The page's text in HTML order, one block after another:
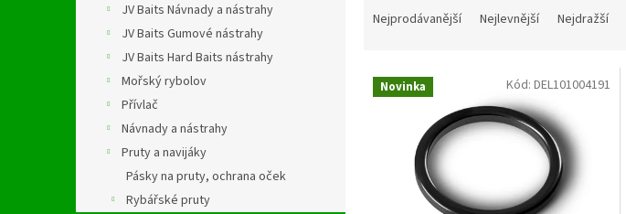
JV Baits Návnady a nástrahy
JV Baits Gumové nástrahy
JV Baits Hard Baits nástrahy
Mořský rybolov
Přívlač
Návnady a nástrahy
Pruty a navijáky
Pásky na pruty, ochrana oček
Rybářské pruty
n
Nejprodávanější Nejlevnější Nejdražší
V Novinka Kód: DEL101004191